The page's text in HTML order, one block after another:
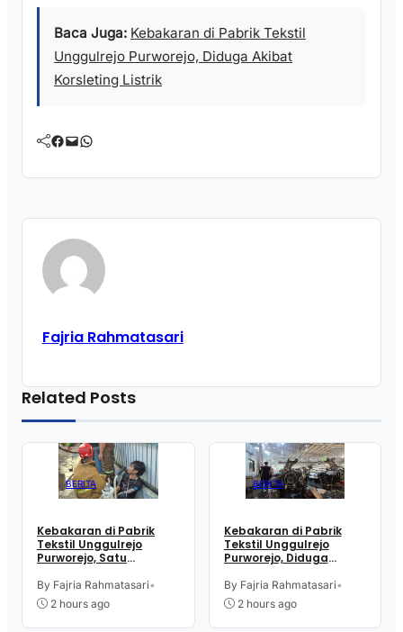
Baca Juga: Kebakaran di Pabrik Tekstil
Unggulrejo Purworejo, Diduga Akibat
Korsleting Listrik
Facebook Mail WhatsApp
Fajria Rahmatasari
Related Posts
BERITA
Kebakaran di Pabrik
Tekstil Unggulrejo
Purworejo, Satu
Tulang, Petugas
Damkar Sesak Nafas
By Fajria Rahmatasari•
2 hours ago
BERITA
Kebakaran di Pabrik
Tekstil Unggulrejo
Purworejo, Diduga
By Fajria Rahmatasari•
2 hours ago